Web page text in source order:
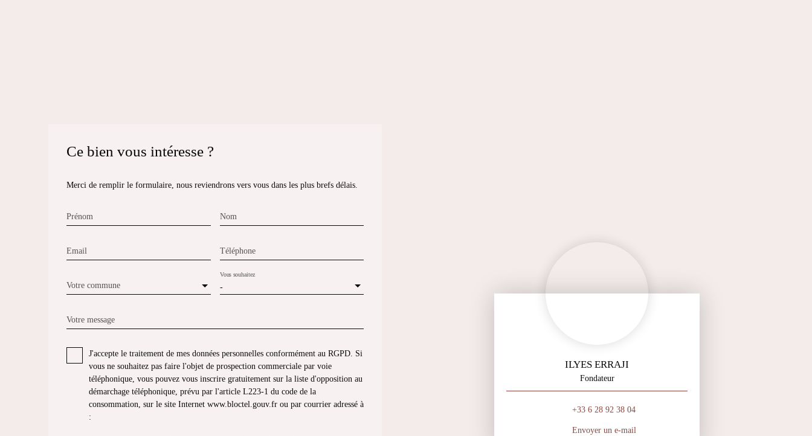
Ce bien vous intéresse ?
Merci de remplir le formulaire, nous reviendrons vers vous dans les plus brefs délais.
Prénom Nom
Email Téléphone
Votre commune -
Vous souhaitez
Votre message
J'accepte le traitement de mes données personnelles conformément au RGPD. Si
vous ne souhaitez pas faire l'objet de prospection commerciale par voie
téléphonique, vous pouvez vous inscrire gratuitement sur la liste d'opposition au
démarchage téléphonique, prévu par l'article L223-1 du code de la
consommation, sur le site Internet www.bloctel.gouv.fr ou par courrier adressé à
:
ILYES ERRAJI
Fondateur
+33 6 28 92 38 04
Envoyer un e-mail